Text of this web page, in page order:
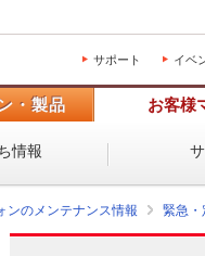
サポート イベ
・製品 お客様
情報
ンのメンテナンス情報 緊急・